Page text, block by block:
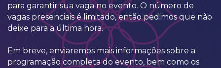
para garantir sua vaga no evento. O número de
vagas presenciais é limitado, então pedimos que não
deixe para a última hora.
Em breve, enviaremos mais informações sobre a
programação completa do evento, bem como os